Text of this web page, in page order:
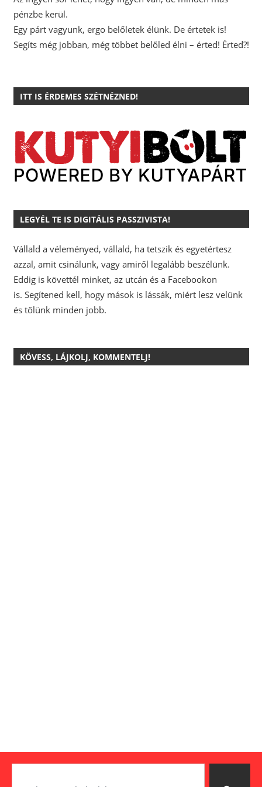
pénzbe kerül.
Egy párt vagyunk, ergo belőletek élünk. De értetek is!
Segíts még jobban, még többet belőled élni – érted! Érted?!
ITT IS ÉRDEMES SZÉTNÉZNED!
LEGYÉL TE IS DIGITÁLIS PASSZIVISTA!
Vállald a véleményed, vállald, ha tetszik és egyetértesz
azzal, amit csinálunk, vagy amiről legalább beszélünk.
Eddig is követtél minket, az utcán és a Facebookon
is. Segítened kell, hogy mások is lássák, miért lesz velünk
és tőlünk minden jobb.
KÖVESS, LÁJKOLJ, KOMMENTELJ!